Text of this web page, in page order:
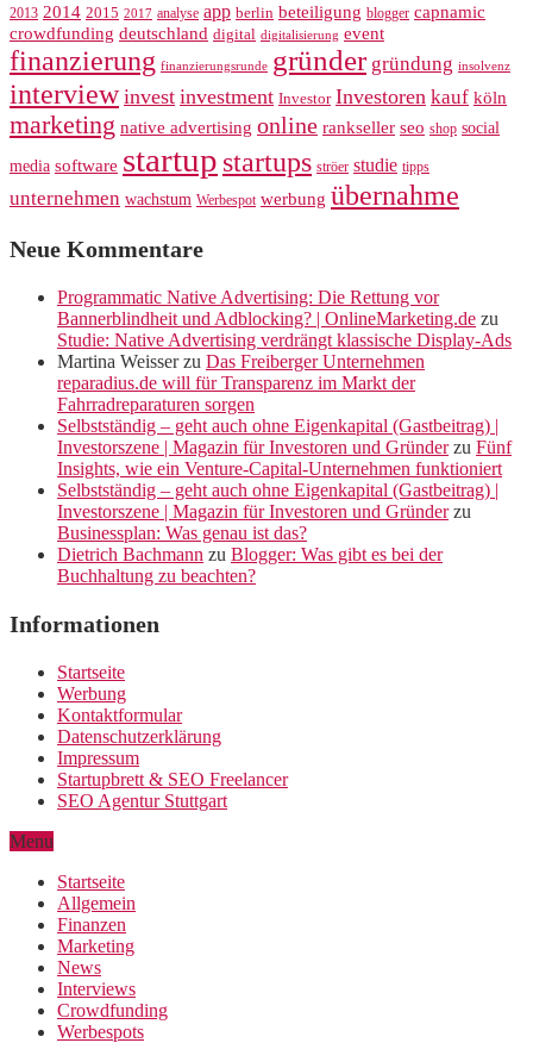
2013 2014 2015 2017 analyse app berlin beteiligung blogger capnamic
crowdfunding deutschland digital digitalisierung event
finanzierung finanzierungsrunde gründer gründung insolvenz
interview invest investment Investor Investoren kauf köln
marketing native advertising online rankseller seo shop social
media software startup startups ströer studie tipps
unternehmen wachstum Werbespot werbung übernahme
Neue Kommentare
Programmatic Native Advertising: Die Rettung vor
Bannerblindheit und Adblocking? | OnlineMarketing.de zu
Studie: Native Advertising verdrängt klassische Display-Ads
Martina Weisserzu Das Freiberger Unternehmen
reparadius.de will für Transparenz im Markt der
Fahrradreparaturen sorgen
Selbstständig – geht auch ohne Eigenkapital (Gastbeitrag) |
Investorszene | Magazin für Investoren und Gründerzu Fünf
Insights, wie ein Venture-Capital-Unternehmen funktioniert
Selbstständig – geht auch ohne Eigenkapital (Gastbeitrag) |
Investorszene | Magazin für Investoren und Gründerzu
Businessplan: Was genau ist das?
Dietrich Bachmann zu Blogger: Was gibt es bei der
Buchhaltung zu beachten?
Informationen
Startseite
Werbung
Kontaktformular
Datenschutzerklärung
Impressum
Startupbrett & SEO Freelancer
SEO Agentur Stuttgart
Menu
Startseite
Allgemein
Finanzen
Marketing
News
Interviews
Crowdfunding
Werbespots